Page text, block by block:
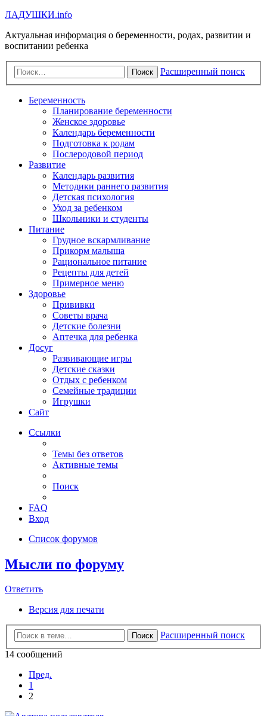
ЛАДУШКИ.info
Актуальная информация о беременности, родах, развитии и
воспитании ребенка
Поиск Расширенный поиск
Беременность
Планирование беременности
Женское здоровье
Календарь беременности
Подготовка к родам
Послеродовой период
Развитие
Календарь развития
Методики раннего развития
Детская психология
Уход за ребенком
Школьники и студенты
Питание
Грудное вскармливание
Прикорм малыша
Рациональное питание
Рецепты для детей
Примерное меню
Здоровье
Прививки
Советы врача
Детские болезни
Аптечка для ребенка
Досуг
Развивающие игры
Детские сказки
Отдых с ребенком
Семейные традиции
Игрушки
Сайт
Ссылки
Темы без ответов
Активные темы
Поиск
FAQ
Вход
Список форумов
Мысли по форуму
Ответить
Версия для печати
Поиск
Расширенный поиск
14 сообщений
Пред.
1
2